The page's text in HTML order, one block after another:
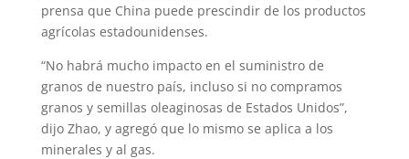
prensa que China puede prescindir de los productos
agrícolas estadounidenses.
“No habrá mucho impacto en el suministro de
granos de nuestro país, incluso si no compramos
granos y semillas oleaginosas de Estados Unidos”,
dijo Zhao, y agregó que lo mismo se aplica a los
minerales y al gas.